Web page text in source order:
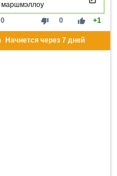
маршмэллоу
thumb_down 0 thumb_up +1
0
Начнется через 7дней